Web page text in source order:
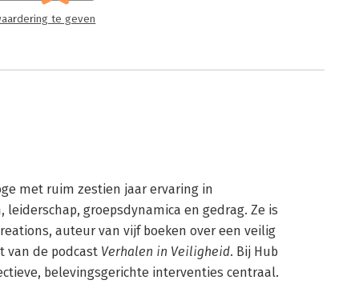
te geven
met ruim zestien jaar ervaring in
groepsdynamica en gedrag. Ze is
auteur van vijf boeken over een veilig
van de podcast Verhalen in Veiligheid. Bij Hub
belevingsgerichte interventies centraal.